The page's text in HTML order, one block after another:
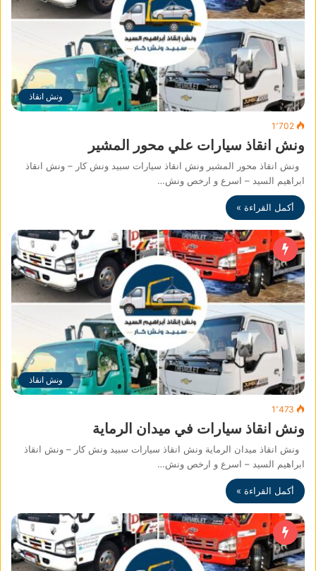
ونش انقاذ
1٬702
ونش انقاذ سيارات علي محور المشير
ونش انقاذ محور المشير ونش انقاذ سيارات سبيد ونش كار – ونش انقاذ
ابراهيم السيد – اسرع و ارخص ونش…
أكمل القراءة »
ونش انقاذ
1٬473
ونش انقاذ سيارات في ميدان الرماية
ونش انقاذ ميدان الرماية ونش انقاذ سيارات سبيد ونش كار – ونش انقاذ
ابراهيم السيد – اسرع و ارخص ونش…
أكمل القراءة »